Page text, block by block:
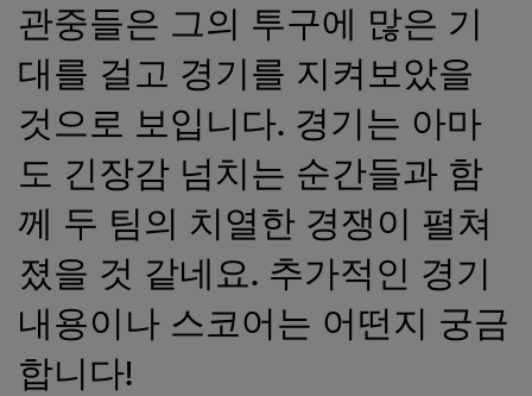
관중들은 그의 투구에 많은 기
대를 걸고 경기를 지켜보았을
것으로 보입니다. 경기는 아마
도 긴장감 넘치는 순간들과 함
께 두 팀의 치열한 경쟁이 펼쳐
졌을 것 같네요. 추가적인 경기
내용이나 스코어는 어떤지 궁금
합니다!